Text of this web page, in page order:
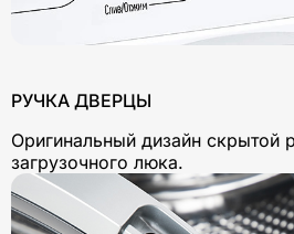
РУЧКА ДВЕРЦЫ
Оригинальный дизайн скрытой
загрузочного люка.